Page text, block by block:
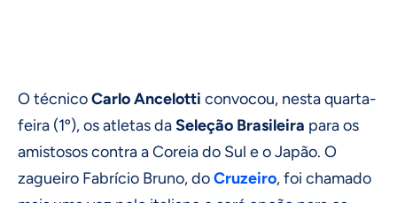
O técnicoCarlo Ancelotti convocou, nesta quarta-
feira (1º), os atletas daSeleção Brasileira para os
amistosos contra a Coreia do Sul e o Japão. O
zagueiro Fabrício Bruno, doCruzeiro, foi chamado